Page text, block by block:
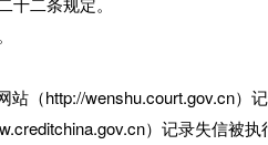
（http://wenshu.court.gov.cn）
）记录失信被